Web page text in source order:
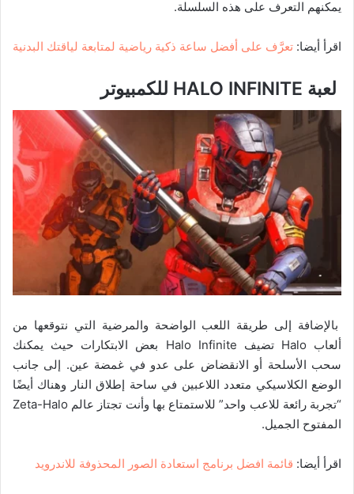
يمكنهم التعرف على هذه السلسلة.
اقرأ أيضا: تعرَّف على أفضل ساعة ذكية رياضية لمتابعة لياقتك البدنية
لعبة HALO INFINITE للكمبيوتر
بالإضافة إلى طريقة اللعب الواضحة والمرضية التي نتوقعها من
ألعاب Halo تضيف Halo Infinite بعض الابتكارات حيث يمكنك
سحب الأسلحة أو الانقضاض على عدو في غمضة عين. إلى جانب
الوضع الكلاسيكي متعدد اللاعبين في ساحة إطلاق النار وهناك أيضًا
“تجربة رائعة للاعب واحد” للاستمتاع بها وأنت تجتاز عالم Zeta-Halo
المفتوح الجميل.
اقرأ أيضا: قائمة افضل برنامج استعادة الصور المحذوفة للاندرويد